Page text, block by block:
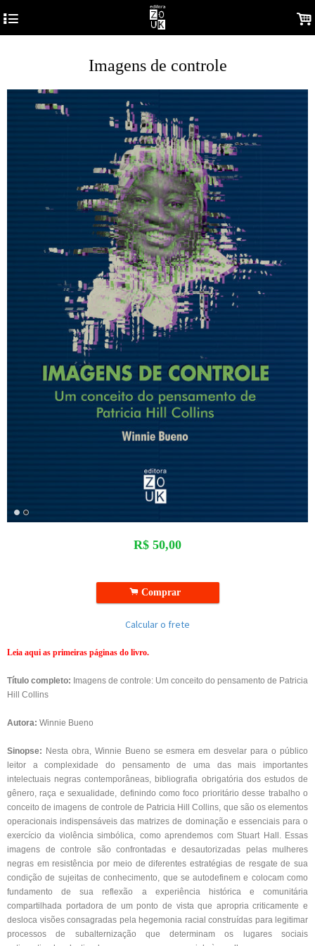
4 .
Imagens de controle
R$ 50,00
.Comprar
Calcular o frete
Leia aqui as primeiras páginas do livro.
Título completo: Imagens de controle: Um conceito do pensamento de Patricia
Hill Collins
Autora: Winnie Bueno
Sinopse: Nesta obra, Winnie Bueno se esmera em desvelar para o público
leitor a complexidade do pensamento de uma das mais importantes
intelectuais negras contemporâneas, bibliografia obrigatória dos estudos de
gênero, raça e sexualidade, definindo como foco prioritário desse trabalho o
conceito de imagens de controle de Patricia Hill Collins, que são os elementos
operacionais indispensáveis das matrizes de dominação e essenciais para o
exercício da violência simbólica, como aprendemos com Stuart Hall. Essas
imagens de controle são confrontadas e desautorizadas pelas mulheres
negras em resistência por meio de diferentes estratégias de resgate de sua
condição de sujeitas de conhecimento, que se autodefinem e colocam como
fundamento de sua reflexão a experiência histórica e comunitária
compartilhada portadora de um ponto de vista que apropria criticamente e
desloca visões consagradas pela hegemonia racial construídas para legitimar
processos de subalternização que determinam os lugares sociais